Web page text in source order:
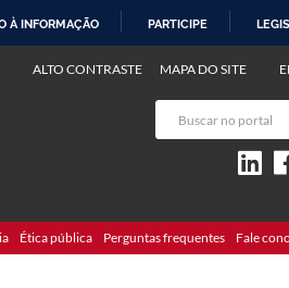
À INFORMAÇÃO PARTICIPE
ALTO CONTRASTE MAPA DO SITE
Ética pública Perguntas frequentes Fale